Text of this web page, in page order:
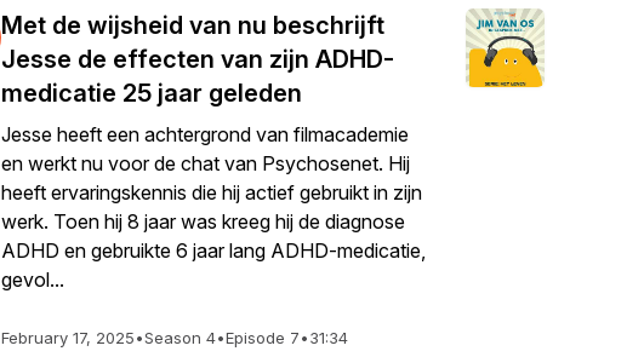
Met de wijsheid van nu beschrijft
Jesse de effecten van zijn ADHD-
medicatie 25 jaar geleden
Jesse heeft een achtergrond van filmacademie
en werkt nu voor de chat van Psychosenet. Hij
heeft ervaringskennis die hij actief gebruikt in zijn
werk. Toen hij 8 jaar was kreeg hij de diagnose
ADHD en gebruikte 6 jaar lang ADHD-medicatie,
gevol...
February 17, 2025•Season 4•Episode 7•31:34